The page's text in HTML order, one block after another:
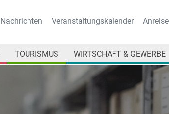
Nachrichten Veranstaltungskalender Anreise
TOURISMUS WIRTSCHAFT & GEWERBE